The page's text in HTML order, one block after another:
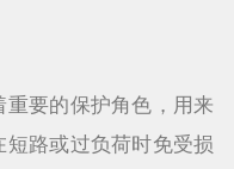
要的保护角色，用来
路或过负荷时免受损